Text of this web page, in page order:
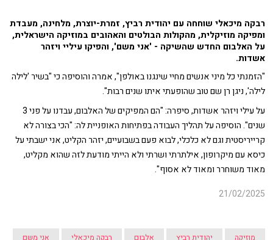
רבקה מיכאלי שוחחה עם יהודית רביץ, זמרת-יוצרת, מלחינה, מעבדת
ומפיקה מוזיקלית, מהקולות הבולטים והאהובים במוזיקה הישראלית,
על האלבום החדש שהשיקה - 'אני משם', והפיקו עיליי ויזהר
אשדות.
"הזמנתי כל מיני אנשים מחיי שינגנו באולפן", אמרה והוסיפה כי "בשיר 'לילה
לילה', ניגן רן שם טוב שהופעתי איתו שנים רבות".
על עילי ויזהר אשדות, סיפרה: "הם המפיקים של האלבום, עבדנו על פני 3
שנים". הוסיפה על תהליך העבודה בפתיחות האופניית לה: "הכי בצורה לא
קרייריסטית וגם לא כלכלי, לבוא פעם בשבועיים, יזהר הקליט, אני ישבתי על
כיסא עם מיקרופון, אילתרתי ושרתי ולא הייתי מודעת לזה שהוא מקליט,
מאוד משוחרר ומאוד לא אסוף".
21/02/2025
מוזיקה יהודית רביץ אלבום רבקה מיכאלי אני משם